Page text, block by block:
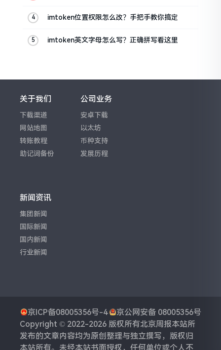
imtoken位置权限怎么改？手把手教你搞定
imtoken英文字母怎么写？正确拼写看这里
关于我们
下载渠道
网站地图
转账教程
助记词备份
公司业务
安卓下载
以太坊
币种支持
发展历程
新闻资讯
集团新闻
国际新闻
国内新闻
行业新闻
京ICP备08005356号-4
京公网安备 08005356号
Copyright © 2022-2026 版权所有北京周报本站所
发布的文章内容均为原创整理与独立撰写，版权归
本站所有。未经本站书面授权，任何单位或个人不